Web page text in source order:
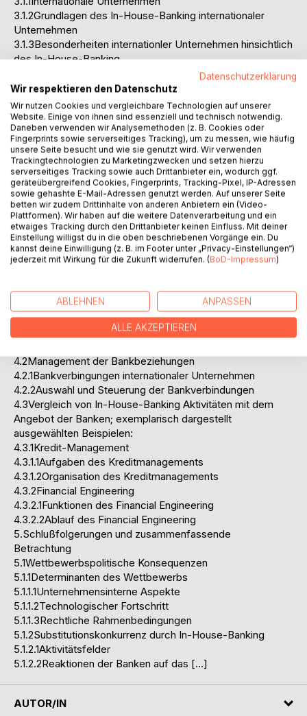
3.1.2Grundlagen des In-House-Banking internationaler
Unternehmen
3.1.3Besonderheiten internationler Unternehmen hinsichtlich
des In-House-Banking
3.1.4Funktionaler Rahmen des In-House-Banking
3.1.4.1Working Capital Management
3.1.4.2Mittel- und langfristige Finanzierung
3.1.5Wichtige Einflußfaktoren für die Entwicklung des In-
House-Banking
3.1.5.1Deregulierung und Liberalisierung
3.1.5.2Internationalisierung und Globalisierung
3.1.5.3Securitisation und Finanzinnovationen
3.2Organisation des In-House-Banking
3.2.1Organisationstypen des In-House-Banking
3.2.2Größe und Entwicklung der In-House-Bereiche
3.2.2.1Zentralisation und Dezentralisation
3.2.2.2Fallbeispiele: Volkswagen AG, Metallgesellschaft AG
3.2.2.3Funktionsauslagerung in Finanzgesellschaften am
4.Darstellung und Analyse von In-House-Banking
Aktivitäten
4.1Unternehmenspolitische und führungspolitische Aspekte
4.2Management der Bankbeziehungen
4.2.1Bankverbingungen internationaler Unternehmen
4.2.2Auswahl und Steuerung der Bankverbindungen
4.3Vergleich von In-House-Banking Aktivitäten mit dem
Angebot der Banken; exemplarisch dargestellt
ausgewählten Beispielen:
4.3.1Kredit-Management
4.3.1.1Aufgaben des Kreditmanagements
4.3.1.2Organisation des Kreditmanagements
4.3.2Financial Engineering
4.3.2.1Funktionen des Financial Engineering
4.3.2.2Ablauf des Financial Engineering
5.Schlußfolgerungen und zusammenfassende
Betrachtung
5.1Wettbewerbspolitische Konsequenzen
5.1.1Determinanten des Wettbewerbs
5.1.1.1Unternehmensinterne Aspekte
5.1.1.2Technologischer Fortschritt
5.1.1.3Rechtliche Rahmenbedingungen
5.1.2Substitutionskonkurrenz durch In-House-Banking
5.1.2.1Aktivitätsfelder
5.1.2.2Reaktionen der Banken auf das […]
AUTOR/IN
Datenschutzerklärung
Wir respektieren den Datenschutz
Wir nutzen Cookies und vergleichbare Technologien auf unserer
Website. Einige von ihnen sind essenziell und technisch notwendig.
Daneben verwenden wir Analysemethoden (z. B. Cookies oder
Fingerprints sowie serverseitiges Tracking), um zu messen, wie häufig
unsere Seite besucht und wie sie genutzt wird. Wir verwenden
Trackingtechnologien zu Marketingzwecken und setzen hierzu
serverseitiges Tracking sowie auch Drittanbieter ein, wodurch ggf.
geräteübergreifend Cookies, Fingerprints, Tracking-Pixel, IP-Adressen
sowie gehashte E-Mail-Adressen genutzt werden. Auf unserer Seite
betten wir zudem Drittinhalte von anderen Anbietern ein (Video-
Plattformen). Wir haben auf die weitere Datenverarbeitung und ein
etwaiges Tracking durch den Drittanbieter keinen Einfluss. Mit deiner
Einstellung willigst du in die oben beschriebenen Vorgänge ein. Du
kannst deine Einwilligung (z. B. im Footer unter „Privacy-Einstellungen“)
jederzeit mit Wirkung für die Zukunft widerrufen. (BoD-Impressum)
ABLEHNEN ANPASSEN
ALLE AKZEPTIEREN